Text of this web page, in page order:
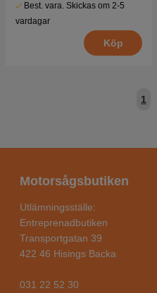
Best. vara. Skickas om 2-5
vardagar
Köp
1
Motorsågsbutiken
Utlämningsställe:
Entreprenadbutiken
Transportgatan 39
422 46 Hisings Backa
031 22 52 30